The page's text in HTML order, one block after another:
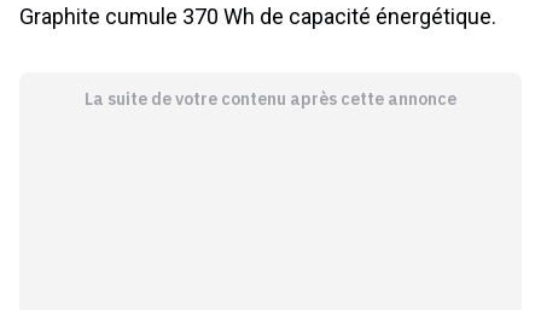
Graphite cumule 370 Wh de capacité énergétique.
La suite de votre contenu après cette annonce